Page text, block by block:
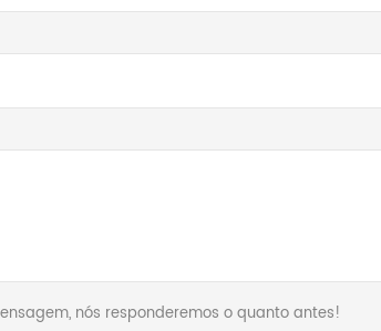
nós responderemos o quanto antes!